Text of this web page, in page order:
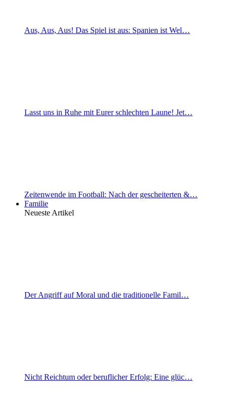
Aus, Aus, Aus! Das Spiel ist aus: Spanien ist Wel…
Lasst uns in Ruhe mit Eurer schlechten Laune! Jet…
Zeitenwende im Football: Nach der gescheiterten &…
Familie
Neueste Artikel
Der Angriff auf Moral und die traditionelle Famil…
Nicht Reichtum oder beruflicher Erfolg: Eine glüc…